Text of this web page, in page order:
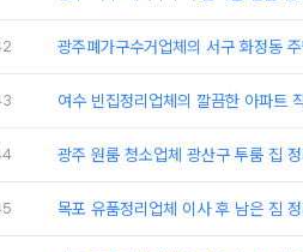
광주폐가구수거업체의 서구 화정동
여수 빈집정리업체의 깔끔한 아파트
광주 원룸 청소업체 광산구 투룸 집
목포 유품정리업체 이사 후 남은 짐